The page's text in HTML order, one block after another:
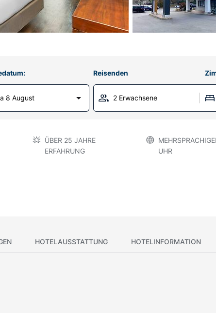
8 August
Reisenden
2 Erwachsene
ÜBER 25 JAHRE
ERFAHRUNG
UHR
HOTELAUSSTATTUNG HOTELINFORMATION